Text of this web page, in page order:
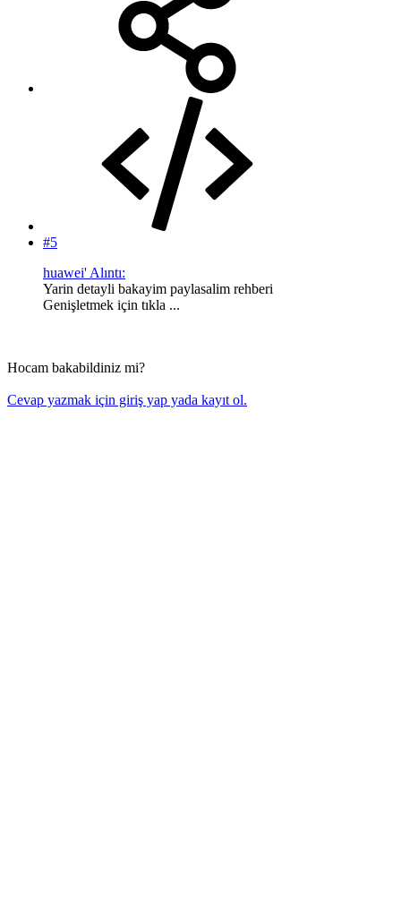
#5
huawei' Alıntı:
Yarin detayli bakayim paylasalim rehberi
Genişletmek için tıkla ...
Hocam bakabildiniz mi?
Cevap yazmak için giriş yap yada kayıt ol.